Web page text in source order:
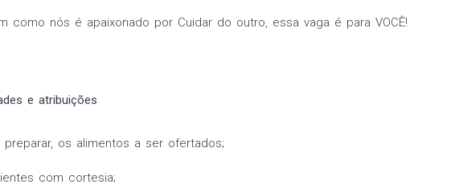
como nós é apaixonado por Cuidar do outro, essa vaga é para VOCÊ!
e atribuições
preparar, os alimentos a ser ofertados;
com cortesia;